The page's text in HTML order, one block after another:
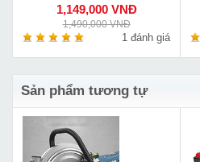
1,149,000 VNĐ
1,490,000 VNĐ
1 đánh giá
Sản phẩm tương tự